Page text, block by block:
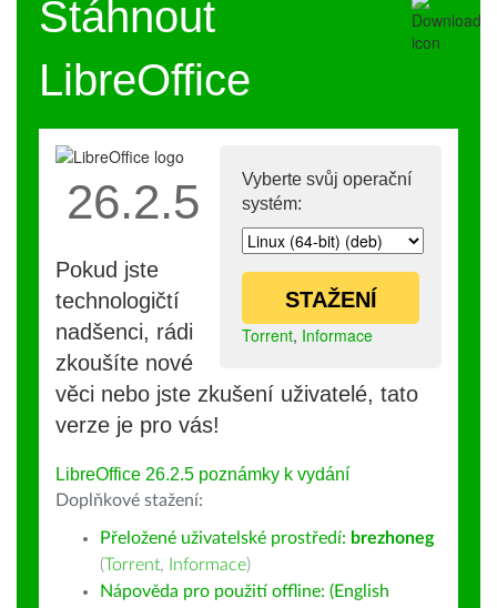
Stáhnout
LibreOffice
Vyberte svůj operační
systém:
STAŽENÍ
Torrent, Informace
26.2.5
Pokud jste
technologičtí
nadšenci, rádi
zkoušíte nové
věci nebo jste zkušení uživatelé, tato
verze je pro vás!
LibreOffice 26.2.5 poznámky k vydání
Doplňkové stažení:
Přeložené uživatelské prostředí: brezhoneg
(Torrent, Informace)
Nápověda pro použití offline: (English